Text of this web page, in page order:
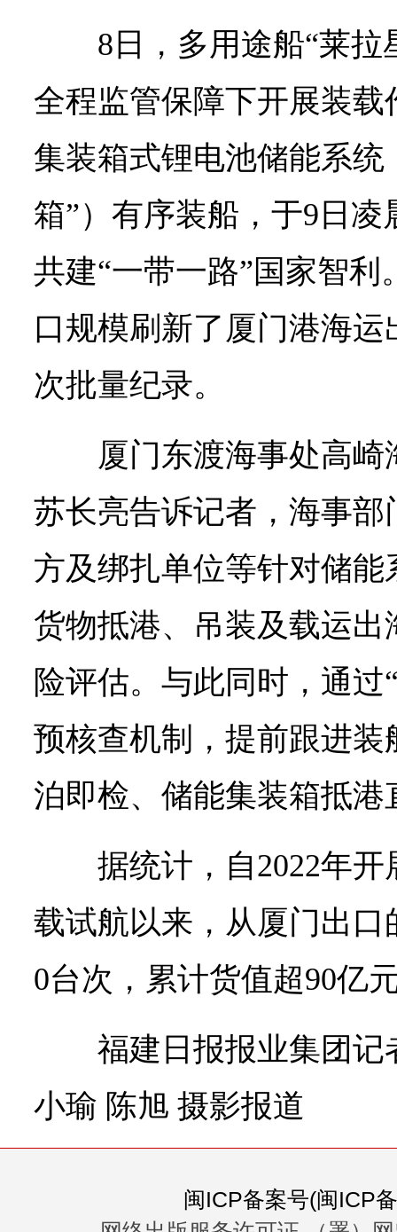
8日，多用途船“莱
全程监管保障下开展装载
集装箱式锂电池储能系统
箱”）有序装船，于9日
共建“一带一路”国家智
口规模刷新了厦门港海
次批量纪录。
厦门东渡海事处高
苏长亮告诉记者，海事
方及绑扎单位等针对储
货物抵港、吊装及载运
险评估。与此同时，通过
预核查机制，提前跟进
泊即检、储能集装箱抵港
据统计，自2022年
载试航以来，从厦门出口
0台次，累计货值超90亿
福建日报报业集团记
小瑜 陈旭 摄影报道
闽ICP备案号(闽ICP